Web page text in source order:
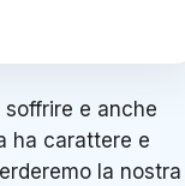
e anche
ha carattere e
la nostra